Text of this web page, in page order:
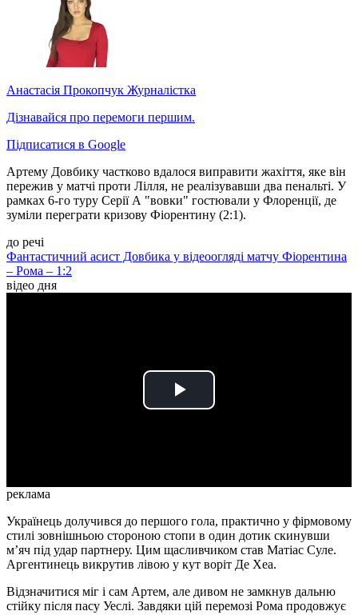
Анастасія Прокопчук Журналістка
Дізнавайся про перемоги першим.
Підписатися в Google
Артему Довбику частково вдалося виправити жахіття, яке він
пережив у матчі проти Лілля, не реалізувавши два пенальті. У
рамках 6-го туру Серії А "вовки" гостювали у Флоренції, де
зуміли переграти кризову Фіорентину (2:1).
до речі
Фантастичний асист Довбика у відеоогляді матчу Фіорентина
– Рома – 1:2
відео дня
Play
реклама
Українець долучився до першого гола, практично у фірмовому
стилі зовнішньою стороною стопи в один дотик скинувши
м’яч під удар партнеру. Цим щасливчиком став Матіас Суле.
Аргентинець викрутив лівою у кут воріт Де Хеа.
Відзначитися міг і сам Артем, але дивом не замкнув дальню
стійку після пасу Уеслі. Завдяки цій перемозі Рома продовжує